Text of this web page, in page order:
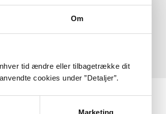
Om
tid ændre eller tilbagetrække dit
cookies under ”Detaljer”.